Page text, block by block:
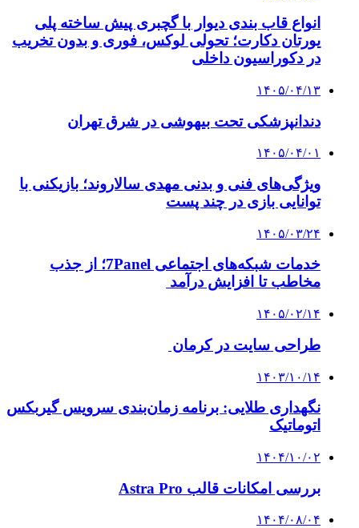
انواع قاب بندی دیوار با گچبری پیش ساخته پلی
یورتان دکارت؛ تحولی لوکس، فوری و بدون تخریب
در دکوراسیون داخلی
۱۴۰۵/۰۴/۱۳
دندانپزشکی تحت بیهوشی در شرق تهران
۱۴۰۵/۰۴/۰۱
ویژگی‌های فنی و بدنی مهدی سالاروند؛ بازیکنی با
توانایی بازی در چند پست
۱۴۰۵/۰۳/۲۴
خدمات شبکه‌های اجتماعی 7Panel؛ از جذب
مخاطب تا افزایش درآمد
۱۴۰۵/۰۲/۱۴
طراحی سایت در کرمان
۱۴۰۳/۱۰/۱۴
نگهداری طلایی: برنامه زمان‌بندی سرویس گیربکس
اتوماتیک
۱۴۰۴/۱۰/۰۲
بررسی امکانات قالب Astra Pro
۱۴۰۴/۰۸/۰۴